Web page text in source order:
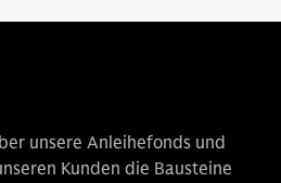
unsere Anleihefonds und
Kunden die Bausteine